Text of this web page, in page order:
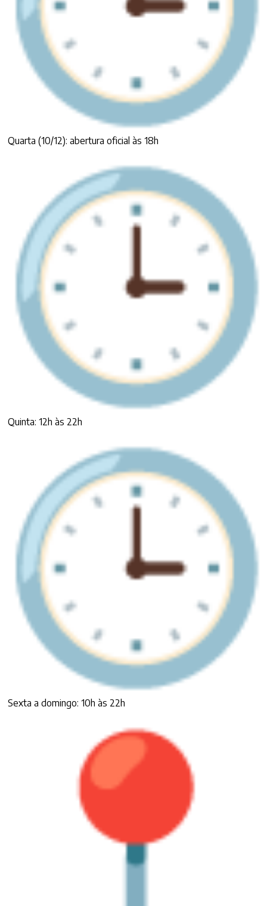
Quarta (10/12): abertura oficial às 18h
Quinta: 12h às 22h
Sexta a domingo: 10h às 22h